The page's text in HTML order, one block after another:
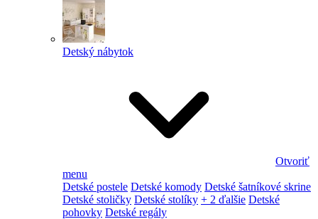
Detský nábytok
Otvoriť
menu
Detské postele Detské komody Detské šatníkové skrine
Detské stoličky Detské stolíky + 2 ďalšie Detské
pohovky Detské regály